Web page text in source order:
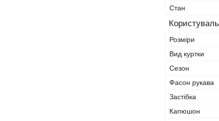
Стан
Розміри
Вид куртки
Сезон
Фасон рукава
Застібка
Капюшон